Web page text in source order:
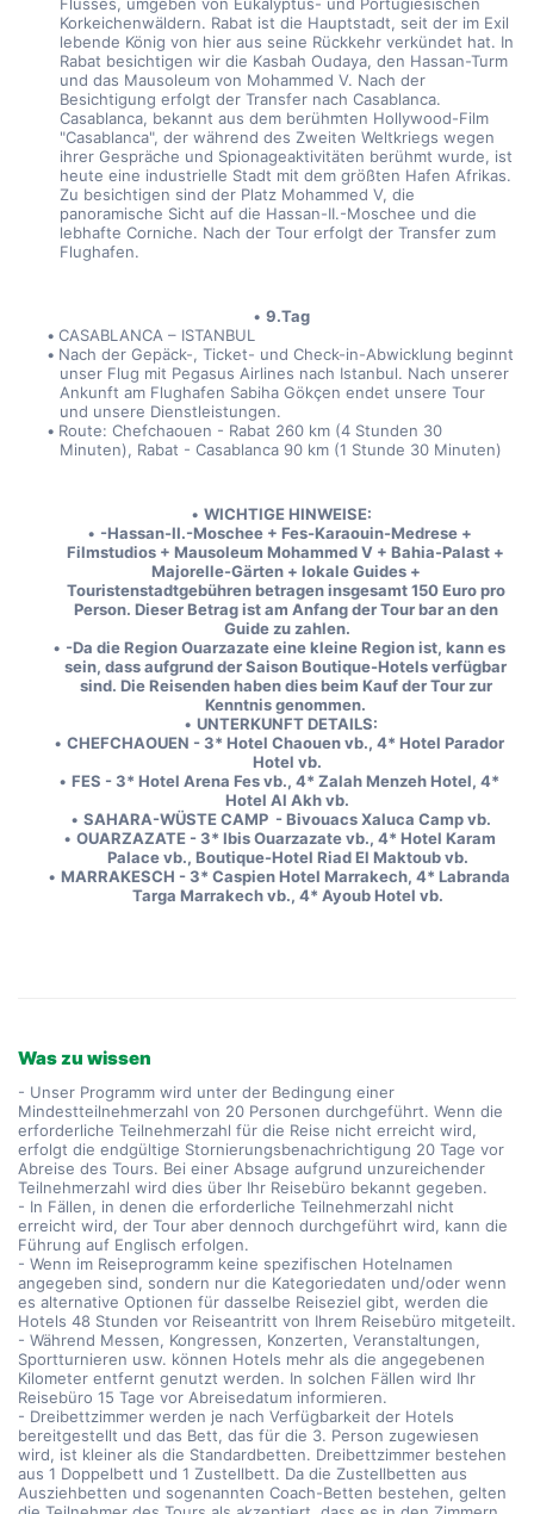
Korkeichenwäldern. Rabat ist die Hauptstadt, seit der im Exil
lebende König von hier aus seine Rückkehr verkündet hat. In
Rabat besichtigen wir die Kasbah Oudaya, den Hassan-Turm
und das Mausoleum von Mohammed V. Nach der
Besichtigung erfolgt der Transfer nach Casablanca.
Casablanca, bekannt aus dem berühmten Hollywood-Film
"Casablanca", der während des Zweiten Weltkriegs wegen
ihrer Gespräche und Spionageaktivitäten berühmt wurde, ist
heute eine industrielle Stadt mit dem größten Hafen Afrikas.
Zu besichtigen sind der Platz Mohammed V, die
panoramische Sicht auf die Hassan-II.-Moschee und die
lebhafte Corniche. Nach der Tour erfolgt der Transfer zum
Flughafen.
9.Tag
CASABLANCA – ISTANBUL
Nach der Gepäck-, Ticket- und Check-in-Abwicklung beginnt
unser Flug mit Pegasus Airlines nach Istanbul. Nach unserer
Ankunft am Flughafen Sabiha Gökçen endet unsere Tour
und unsere Dienstleistungen.
Route: Chefchaouen - Rabat 260 km (4 Stunden 30
Minuten), Rabat - Casablanca 90 km (1 Stunde 30 Minuten)
WICHTIGE HINWEISE:
-Hassan-II.-Moschee + Fes-Karaouin-Medrese +
Filmstudios + Mausoleum Mohammed V + Bahia-Palast +
Majorelle-Gärten + lokale Guides +
Touristenstadtgebühren betragen insgesamt 150 Euro pro
Person. Dieser Betrag ist am Anfang der Tour bar an den
Guide zu zahlen.
-Da die Region Ouarzazate eine kleine Region ist, kann es
sein, dass aufgrund der Saison Boutique-Hotels verfügbar
sind. Die Reisenden haben dies beim Kauf der Tour zur
Kenntnis genommen.
UNTERKUNFT DETAILS:
CHEFCHAOUEN - 3* Hotel Chaouen vb., 4* Hotel Parador
Hotel vb.
FES - 3* Hotel Arena Fes vb., 4* Zalah Menzeh Hotel, 4*
Hotel Al Akh vb.
SAHARA-WÜSTE CAMP  - Bivouacs Xaluca Camp vb.
OUARZAZATE - 3* Ibis Ouarzazate vb., 4* Hotel Karam
Palace vb., Boutique-Hotel Riad El Maktoub vb.
MARRAKESCH - 3* Caspien Hotel Marrakech, 4* Labranda
Targa Marrakech vb., 4* Ayoub Hotel vb.
Was zu wissen
- Unser Programm wird unter der Bedingung einer
Mindestteilnehmerzahl von 20 Personen durchgeführt. Wenn die
erforderliche Teilnehmerzahl für die Reise nicht erreicht wird,
erfolgt die endgültige Stornierungsbenachrichtigung 20 Tage vor
Abreise des Tours. Bei einer Absage aufgrund unzureichender
Teilnehmerzahl wird dies über Ihr Reisebüro bekannt gegeben.
- In Fällen, in denen die erforderliche Teilnehmerzahl nicht
erreicht wird, der Tour aber dennoch durchgeführt wird, kann die
Führung auf Englisch erfolgen.
- Wenn im Reiseprogramm keine spezifischen Hotelnamen
angegeben sind, sondern nur die Kategoriedaten und/oder wenn
es alternative Optionen für dasselbe Reiseziel gibt, werden die
Hotels 48 Stunden vor Reiseantritt von Ihrem Reisebüro mitgeteilt.
- Während Messen, Kongressen, Konzerten, Veranstaltungen,
Sportturnieren usw. können Hotels mehr als die angegebenen
Kilometer entfernt genutzt werden. In solchen Fällen wird Ihr
Reisebüro 15 Tage vor Abreisedatum informieren.
- Dreibettzimmer werden je nach Verfügbarkeit der Hotels
bereitgestellt und das Bett, das für die 3. Person zugewiesen
wird, ist kleiner als die Standardbetten. Dreibettzimmer bestehen
aus 1 Doppelbett und 1 Zustellbett. Da die Zustellbetten aus
Ausziehbetten und sogenannten Coach-Betten bestehen, gelten